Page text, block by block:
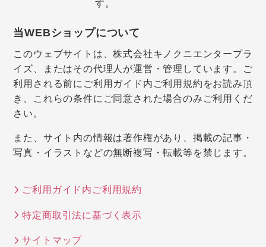
す。
当WEBショップについて
このウェブサイトは、株式会社キノクニエンタープラ
イズ、またはその代理人が運営・管理しています。ご
利用される前にご利用ガイド内ご利用規約をお読み頂
き、これらの条件にご同意された場合のみご利用くだ
さい。
また、サイト内の情報は著作権があり、掲載の記事・
写真・イラストなどの無断複写・転載等を禁じます。
ご利用ガイド内ご利用規約
特定商取引法に基づく表示
サイトマップ